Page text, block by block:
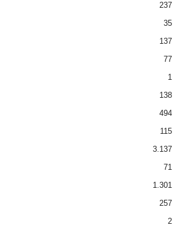
237
35
137
77
1
138
494
115
3.137
71
1.301
257
2